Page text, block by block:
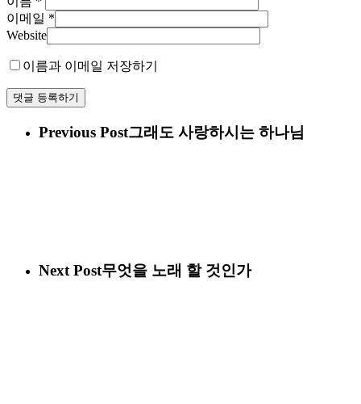
이메일 *
Website
이름과 이메일 저장하기
Previous Post그래도 사랑하시는 하나님
Next Post무엇을 노래 할 것인가